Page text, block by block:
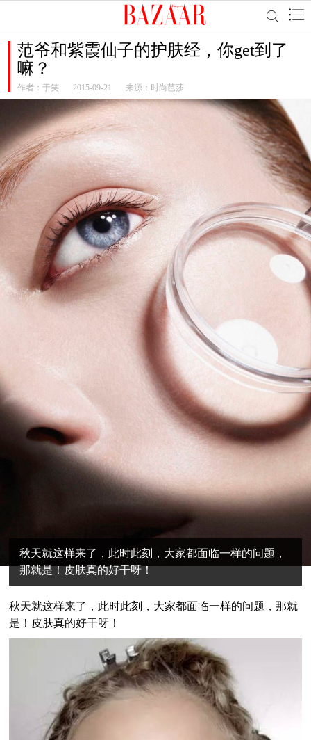
范爷和紫霞仙子的护肤经，你get到了
嘛？
作者： 于笑 2015-09-21 来源：时尚芭莎
秋天就这样来了，此时此刻，大家都面临一样的问题，
那就是！皮肤真的好干呀！
秋天就这样来了，此时此刻，大家都面临一样的问题，那就
是！皮肤真的好干呀！